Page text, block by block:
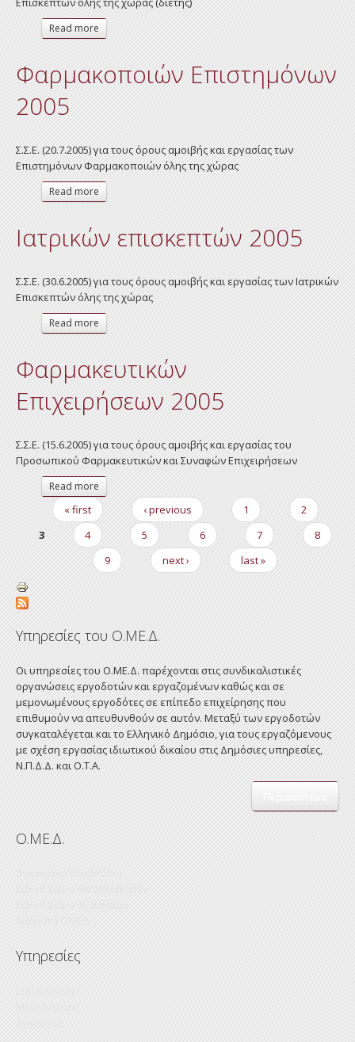
Read more
Φαρμακοποιών Επιστημόνων
2005
Σ.Σ.Ε. (20.7.2005) για τους όρους αμοιβής και εργασίας των
Επιστημόνων Φαρμακοποιών όλης της χώρας
Read more
Ιατρικών επισκεπτών 2005
Σ.Σ.Ε. (30.6.2005) για τους όρους αμοιβής και εργασίας των Ιατρικών
Επισκεπτών όλης της χώρας
Read more
Φαρμακευτικών
Επιχειρήσεων 2005
Σ.Σ.Ε. (15.6.2005) για τους όρους αμοιβής και εργασίας του
Προσωπικού Φαρμακευτικών και Συναφών Επιχειρήσεων
Read more
Pages
« first ‹ previous 1
2
3
4 5 6 7
8
9
next › last »
Υπηρεσίες του Ο.ΜΕ.Δ.
Οι υπηρεσίες του Ο.ΜΕ.Δ. παρέχονται στις συνδικαλιστικές
οργανώσεις εργοδοτών και εργαζομένων καθώς και σε
μεμονωμένους εργοδότες σε επίπεδο επιχείρησης που
επιθυμούν να απευθυνθούν σε αυτόν. Μεταξύ των εργοδοτών
συγκαταλέγεται και το Ελληνικό Δημόσιο, για τους εργαζόμενους
με σχέση εργασίας ιδιωτικού δικαίου στις Δημόσιες υπηρεσίες,
Ν.Π.Δ.Δ. και Ο.Τ.Α.
Ο.ΜΕ.Δ.
Υπηρεσίες